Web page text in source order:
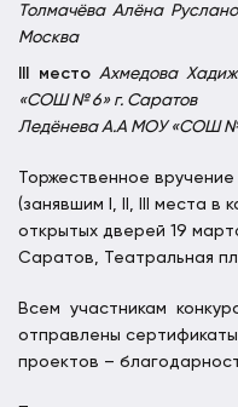
Толмачёва Алёна
Москва
место
Ахмедова
«СОШ № 6» г. Саратов
Ледёнева А.А МОУ «СОШ
Торжественное
(занявшим I, II, III места в
открытых дверей 19
Саратов, Театральная
Всем участникам
отправлены
проектов –